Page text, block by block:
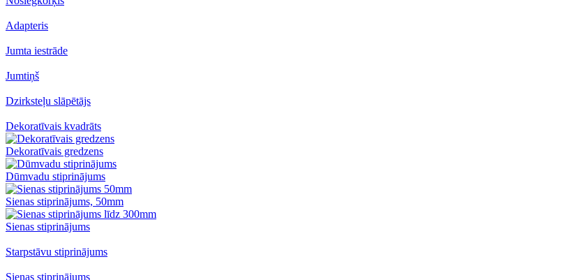
Adapteris
Jumta iestrāde
Jumtiņš
Dzirksteļu slāpētājs
Dekoratīvais kvadrāts
Dekoratīvais gredzens
Dūmvadu stiprinājums
Sienas stiprinājums, 50mm
Sienas stiprinājums
Starpstāvu stiprinājums
Sienas stiprinājums